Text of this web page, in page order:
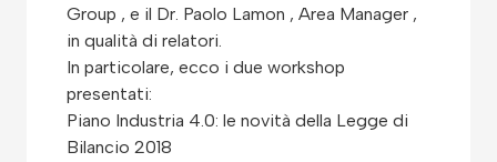
Group , e il Dr. Paolo Lamon , Area Manager ,
in qualità di relatori.
In particolare, ecco i due workshop
presentati:
Piano Industria 4.0: le novità della Legge di
Bilancio 2018